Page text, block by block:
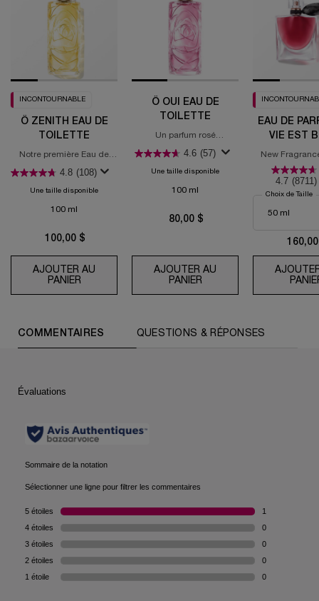
INCONTOURNABLE
Ô ZENITH EAU DE
TOILETTE
Notre première Eau de
émotions
4.8 (108)
Une taille disponible
100 ml
100,00 $
AJOUTER AU
PANIERÔ ZENITH EAU DE TOILETTE
Ô OUI EAU DE
TOILETTE
Un parfum rosé
4.6 (57)
Une taille disponible
100 ml
80,00 $
AJOUTER AU
PANIERÔ OUI EAU DE
EAU DE
VIE EST
New
Fruity
4.7 (8711)
Choix de Taille
COMMENTAIRES QUESTIONS & RÉPONSES